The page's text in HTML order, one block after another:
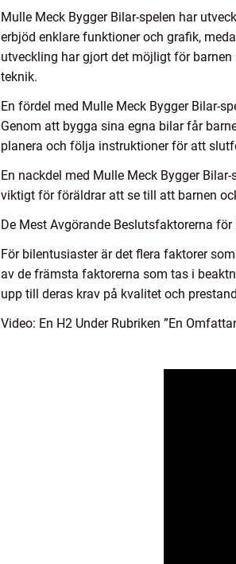
Mulle Meck Bygger Bilar-spelen har
erbjöd enklare funktioner och grafik,
utveckling har gjort det möjligt för
teknik.
En fördel med Mulle Meck Bygger Bilar-
Genom att bygga sina egna bilar får
planera och följa instruktioner för att
En nackdel med Mulle Meck Bygger
viktigt för föräldrar att se till att barnen
De Mest Avgörande Beslutsfaktorerna
För bilentusiaster är det flera faktorer
av de främsta faktorerna som tas i
upp till deras krav på kvalitet och
Video: En H2 Under Rubriken ”En